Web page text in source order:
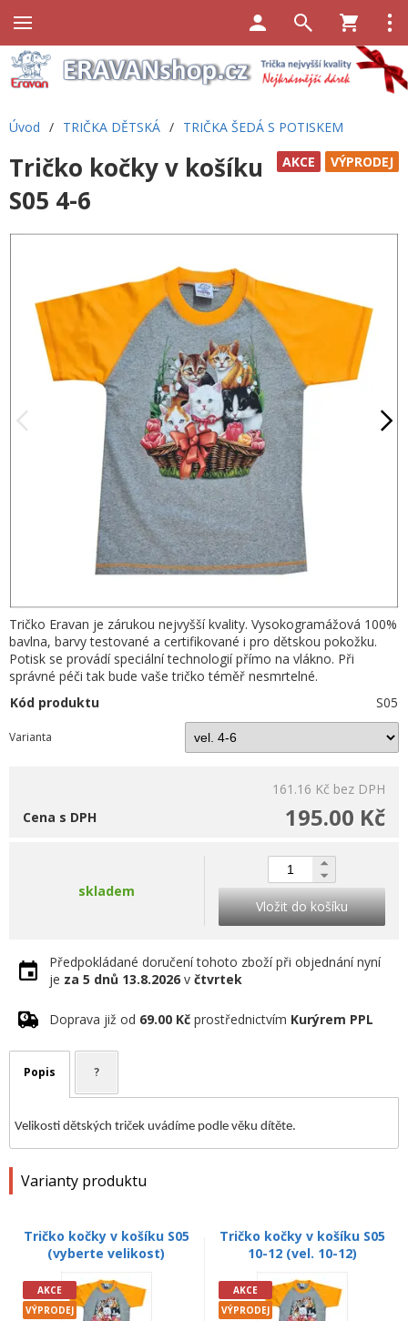
Úvod / TRIČKA DĚTSKÁ / TRIČKA ŠEDÁ S POTISKEM
VÝPRODEJ
AKCE
Tričko kočky v košíku
S05 4-6
Tričko Eravan je zárukou nejvyšší kvality. Vysokogramážová 100%
bavlna, barvy testované a certifikované i pro dětskou pokožku.
Potisk se provádí speciální technologií přímo na vlákno. Při
správné péči tak bude vaše tričko téměř nesmrtelné.
Kód produktu
S05
Varianta
161.16 Kč bez DPH
195.00 Kč
Cena s DPH
skladem
Vložit do košíku
Předpokládané doručení tohoto zboží při objednání nyní
je za 5 dnů 13.8.2026 v čtvrtek
Doprava již od 69.00 Kč prostřednictvím Kurýrem PPL
Popis ?
Velikosti dětských triček uvádíme podle věku dítěte.
Varianty produktu
Tričko kočky v košíku S05
(vyberte velikost)
AKCE
VÝPRODEJ
Tričko kočky v košíku S05
10-12 (vel. 10-12)
AKCE
VÝPRODEJ